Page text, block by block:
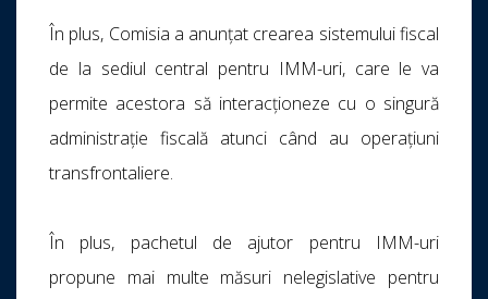
În plus, Comisia a anunțat crearea sistemului fiscal
de la sediul central pentru IMM-uri, care le va
permite acestora să interacționeze cu o singură
administrație fiscală atunci când au operațiuni
transfrontaliere.
În plus, pachetul de ajutor pentru IMM-uri
propune mai multe măsuri nelegislative pentru